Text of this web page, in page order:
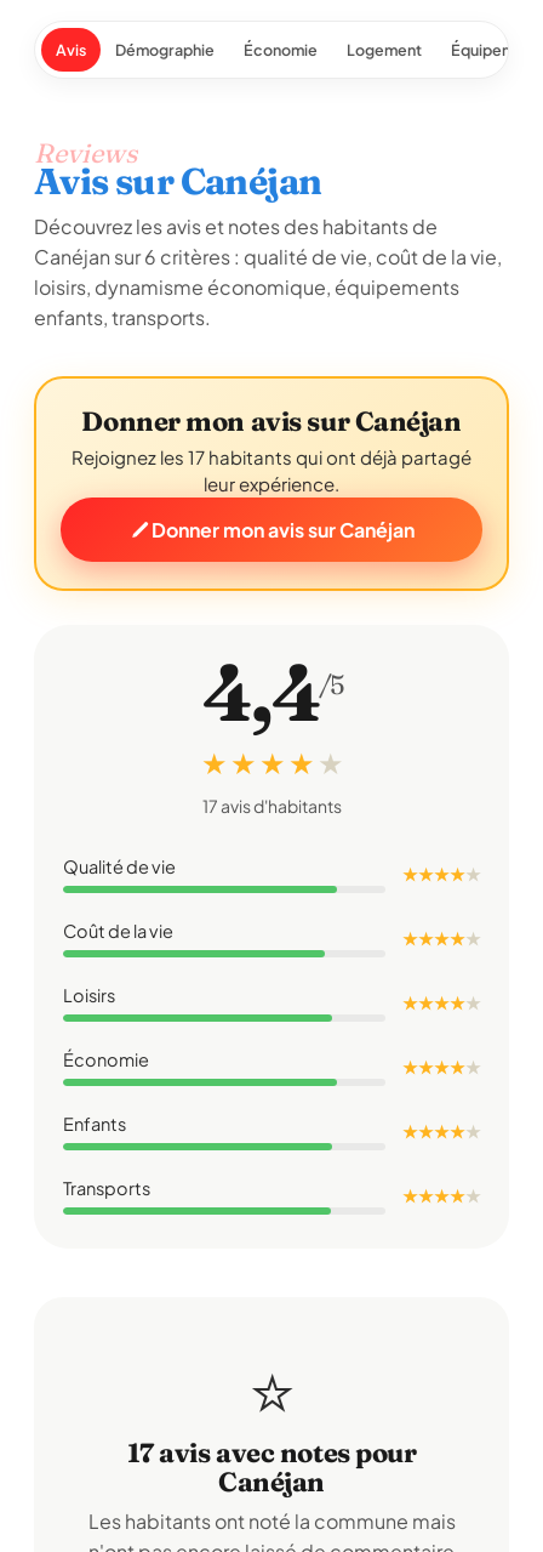
Avis Démographie Économie Logement
Reviews
Avis sur Canéjan
Découvrez les avis et notes des habitants de
Canéjan sur 6 critères : qualité de vie, coût de la vie,
loisirs, dynamisme économique, équipements
enfants, transports.
Donner mon avis sur Canéjan
Rejoignez les 17 habitants qui ont déjà partagé
leur expérience.
Donner mon avis sur Canéjan
4,4/5
★ ★ ★ ★ ★
17 avis d'habitants
Qualité de vie ★ ★ ★ ★★
Coût de la vie ★ ★ ★ ★★
Loisirs ★ ★ ★ ★★
Économie ★ ★ ★ ★★
Enfants ★ ★ ★ ★★
Transports ★ ★ ★ ★★
⭐
17 avis avec notes pour
Canéjan
Les habitants ont noté la commune mais